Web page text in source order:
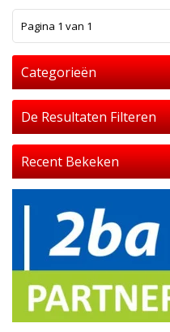
Pagina 1 van 1
Categorieën
De Resultaten Filteren
Recent Bekeken